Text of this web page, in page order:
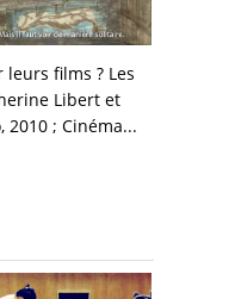
films ? Les
Libert et
2010 ; Cinéma...